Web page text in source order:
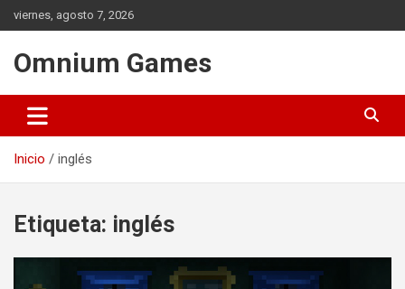
Saltar
al
viernes, agosto 7, 2026
Omnium Games
Inicio inglés
Etiqueta: inglés